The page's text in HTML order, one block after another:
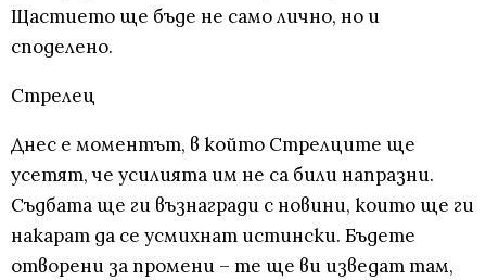
Щастието ще бъде не само лично, но и
споделено.
Стрелец
Днес е моментът, в който Стрелците ще
усетят, че усилията им не са били напразни.
Съдбата ще ги възнагради с новини, които ще ги
накарат да се усмихнат истински. Бъдете
отворени за промени – те ще ви изведат там,